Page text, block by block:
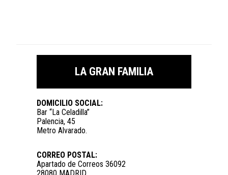
LA GRAN FAMILIA
DOMICILIO SOCIAL:
Bar “La Celadilla”
Palencia, 45
Metro Alvarado.
CORREO POSTAL:
Apartado de Correos 36092